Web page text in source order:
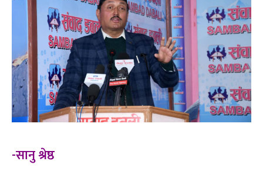
-सानु श्रेष्ठ